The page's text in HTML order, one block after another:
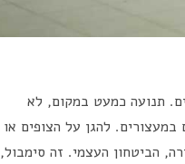
תנועה כמעט במקום, לא
להגן על הצופים או
הביטחון העצמי. זה סימבול,